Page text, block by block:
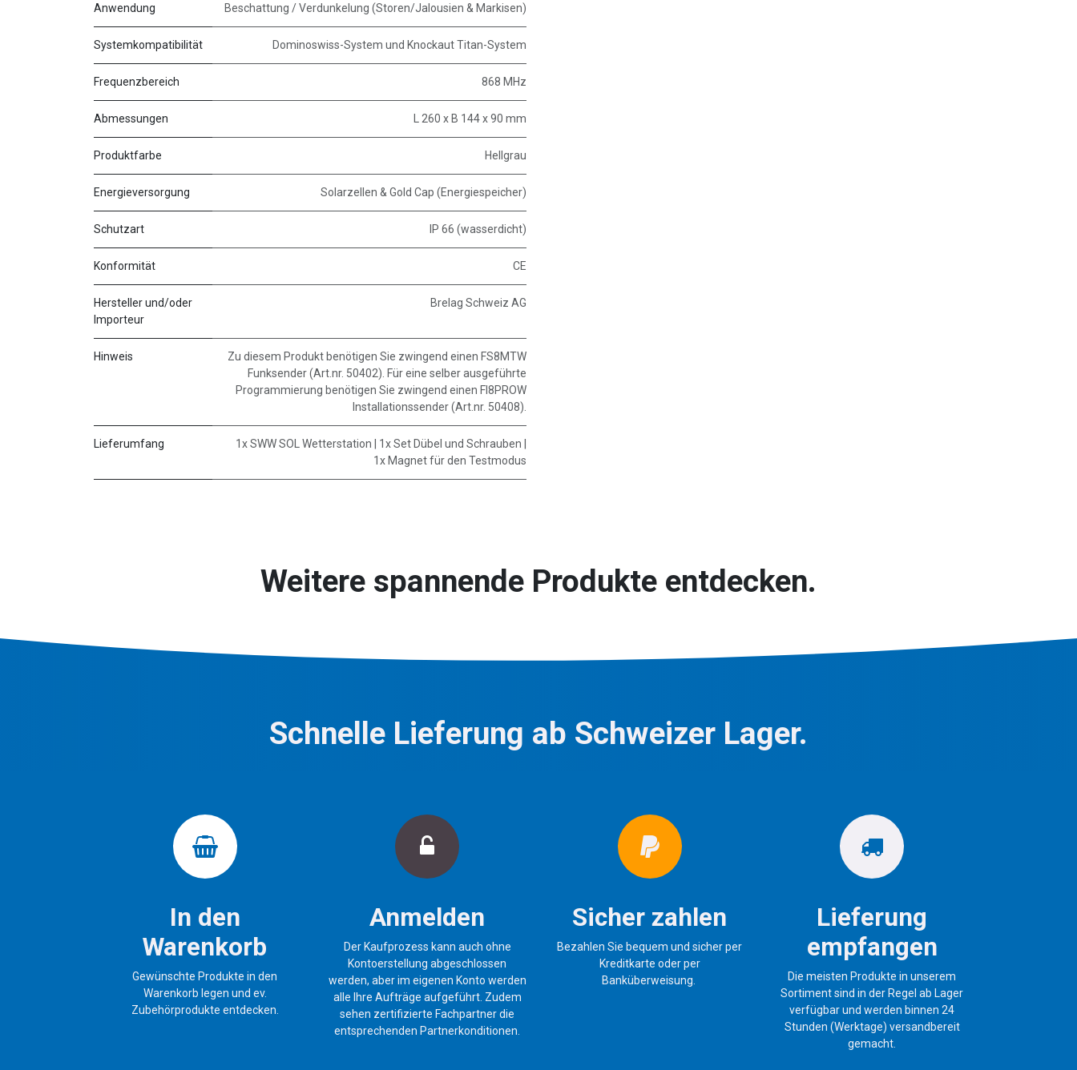
Anwendung Beschattung / Verdunkelung (Storen/Jalousien & Markisen)
Systemkompatibilität Dominoswiss-System und Knockaut Titan-System
Frequenzbereich 868 MHz
Abmessungen L 260 x B 144 x 90 mm
Produktfarbe Hellgrau
Energieversorgung Solarzellen & Gold Cap (Energiespeicher)
Schutzart IP 66 (wasserdicht)
Konformität CE
Hersteller und/oder
Importeur
Brelag Schweiz AG
Hinweis
Zu diesem Produkt benötigen Sie zwingend einen FS8MTW
Funksender (Art.nr. 50402). Für eine selber ausgeführte
Programmierung benötigen Sie zwingend einen FI8PROW
Installationssender (Art.nr. 50408).
Lieferumfang
1x SWW SOL Wetterstation | 1x Set Dübel und Schrauben |
1x Magnet für den Testmodus
Weitere spannende Produkte entdecken.
Schnelle Lieferung ab Schweizer Lager.
In den
Warenkorb
Gewünschte Produkte in den
Warenkorb legen und ev.
Zubehörprodukte entdecken.
Anmelden
Der Kaufprozess kann auch ohne
Kontoerstellung abgeschlossen
werden, aber im eigenen Konto werden
alle Ihre Aufträge aufgeführt. Zudem
sehen zertifizierte Fachpartner die
entsprechenden Partnerkonditionen.
Sicher zahlen
Bezahlen Sie bequem und sicher per
Kreditkarte oder per
Banküberweisung.
Lieferung
empfangen
Die meisten Produkte in unserem
Sortiment sind in der Regel ab Lager
verfügbar und werden binnen 24
Stunden (Werktage) versandbereit
gemacht.